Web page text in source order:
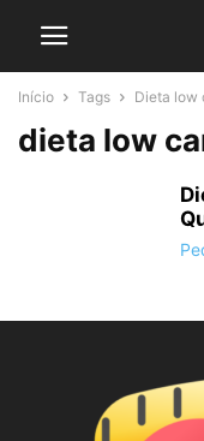
Início Tags Dieta low
dieta low